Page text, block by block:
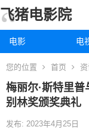
飞猪电影院
电影 电
您的位置 首页
梅丽尔·斯特里
别林奖颁奖典礼
发布: 2023年4月25日